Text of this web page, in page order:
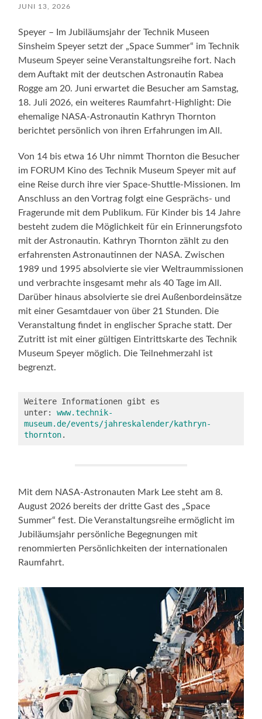
JUNI 13, 2026
Speyer – Im Jubiläumsjahr der Technik Museen
Sinsheim Speyer setzt der „Space Summer“ im Technik
Museum Speyer seine Veranstaltungsreihe fort. Nach
dem Auftakt mit der deutschen Astronautin Rabea
Rogge am 20. Juni erwartet die Besucher am Samstag,
18. Juli 2026, ein weiteres Raumfahrt-Highlight: Die
ehemalige NASA-Astronautin Kathryn Thornton
berichtet persönlich von ihren Erfahrungen im All.
Von 14 bis etwa 16 Uhr nimmt Thornton die Besucher
im FORUM Kino des Technik Museum Speyer mit auf
eine Reise durch ihre vier Space-Shuttle-Missionen. Im
Anschluss an den Vortrag folgt eine Gesprächs- und
Fragerunde mit dem Publikum. Für Kinder bis 14 Jahre
besteht zudem die Möglichkeit für ein Erinnerungsfoto
mit der Astronautin. Kathryn Thornton zählt zu den
erfahrensten Astronautinnen der NASA. Zwischen
1989 und 1995 absolvierte sie vier Weltraummissionen
und verbrachte insgesamt mehr als 40 Tage im All.
Darüber hinaus absolvierte sie drei Außenbordeinsätze
mit einer Gesamtdauer von über 21 Stunden. Die
Veranstaltung findet in englischer Sprache statt. Der
Zutritt ist mit einer gültigen Eintrittskarte des Technik
Museum Speyer möglich. Die Teilnehmerzahl ist
begrenzt.
Weitere Informationen gibt es
unter: www.technik-
museum.de/events/jahreskalender/kathryn-
thornton.
Mit dem NASA-Astronauten Mark Lee steht am 8.
August 2026 bereits der dritte Gast des „Space
Summer“ fest. Die Veranstaltungsreihe ermöglicht im
Jubiläumsjahr persönliche Begegnungen mit
renommierten Persönlichkeiten der internationalen
Raumfahrt.